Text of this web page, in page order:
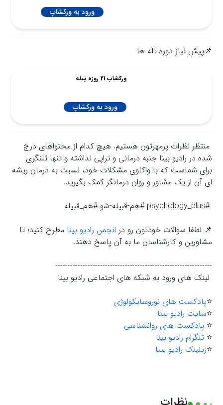
ورود به ورکشاپ
📌پیش نیاز دوره تله ها
ورکشاپ 21 روزه پیله
ورود به ورکشاپ
منتظر نظرات پرمهرتون هستیم. هیچ کدام از محتواهای درج
شده در رادیو بینا جنبه درمانی و تراپی نداشته و تنها تلنگری
برای شماست که با واکاوي مشکلات خود، نسبت به درمان ریشه
ای آن از یک مشاور و روان درمانگر کمک بگیرید.
#psychology_plus #هم-قبیله-شو #هم_قبیله
📌 لطفا سوالات خودتون رو در انجمن رادیو بینا مطرح کنید؛ تا
مشاورین و کارشناسان ما به آن پاسخ دهند.
---------------------------------------------------------------
لینک های ورود به شبکه های اجتماعی رادیو بینا
⭐️پادکست های نوروسایکولوژی
⭐️سایت رادیو بینا
⭐️پادکست های روانشناسی
⭐️تلگرام رادیو بینا
⭐️زیلینک رادیو بینا